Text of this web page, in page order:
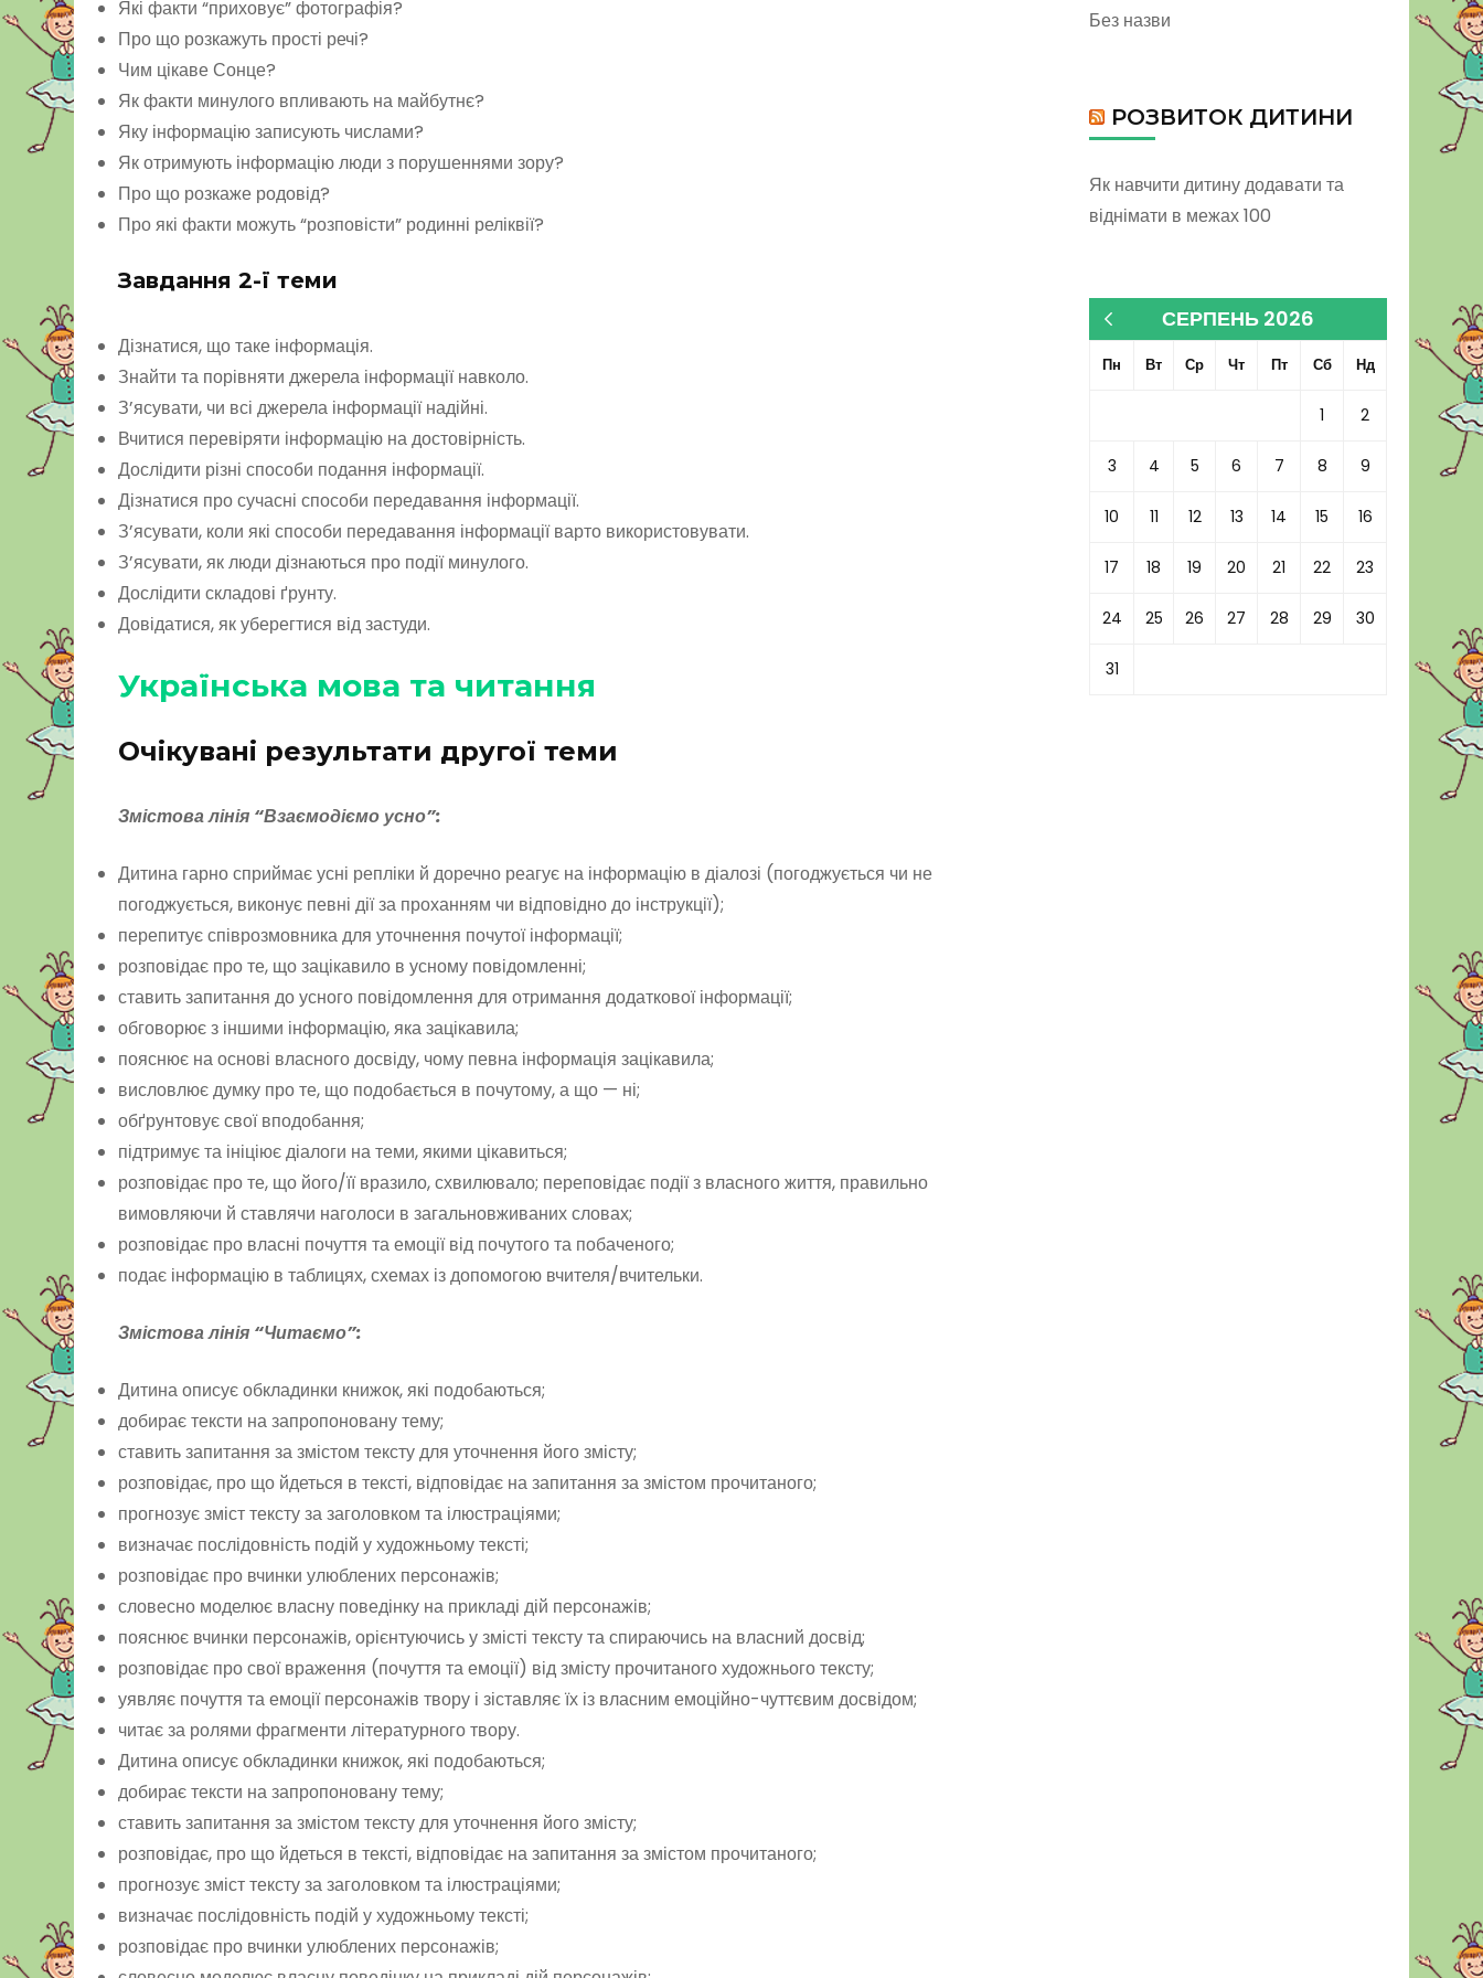
Які факти “приховує” фотографія?
Про що розкажуть прості речі?
Чим цікаве Сонце?
Як факти минулого впливають на майбутнє?
Яку інформацію записують числами?
Як отримують інформацію люди з порушеннями зору?
Про що розкаже родовід?
Про які факти можуть “розповісти” родинні реліквії?
Завдання 2-ї теми
Дізнатися, що таке інформація.
Знайти та порівняти джерела інформації навколо.
З’ясувати, чи всі джерела інформації надійні.
Вчитися перевіряти інформацію на достовірність.
Дослідити різні способи подання інформації.
Дізнатися про сучасні способи передавання інформації.
З’ясувати, коли які способи передавання інформації варто використовувати.
З’ясувати, як люди дізнаються про події минулого.
Дослідити складові ґрунту.
Довідатися, як уберегтися від застуди.
Українська мова та читання
Очікувані результати другої теми
Змістова лінія “Взаємодіємо усно”:
Дитина гарно сприймає усні репліки й доречно реагує на інформацію в діалозі (погоджується чи не
погоджується, виконує певні дії за проханням чи відповідно до інструкції);
перепитує співрозмовника для уточнення почутої інформації;
розповідає про те, що зацікавило в усному повідомленні;
ставить запитання до усного повідомлення для отримання додаткової інформації;
обговорює з іншими інформацію, яка зацікавила;
пояснює на основі власного досвіду, чому певна інформація зацікавила;
висловлює думку про те, що подобається в почутому, а що — ні;
обґрунтовує свої вподобання;
підтримує та ініціює діалоги на теми, якими цікавиться;
розповідає про те, що його/її вразило, схвилювало; переповідає події з власного життя, правильно
вимовляючи й ставлячи наголоси в загальновживаних словах;
розповідає про власні почуття та емоції від почутого та побаченого;
подає інформацію в таблицях, схемах із допомогою вчителя/вчительки.
Змістова лінія “Читаємо”:
Дитина описує обкладинки книжок, які подобаються;
добирає тексти на запропоновану тему;
ставить запитання за змістом тексту для уточнення його змісту;
розповідає, про що йдеться в тексті, відповідає на запитання за змістом прочитаного;
прогнозує зміст тексту за заголовком та ілюстраціями;
визначає послідовність подій у художньому тексті;
розповідає про вчинки улюблених персонажів;
словесно моделює власну поведінку на прикладі дій персонажів;
пояснює вчинки персонажів, орієнтуючись у змісті тексту та спираючись на власний досвід;
розповідає про свої враження (почуття та емоції) від змісту прочитаного художнього тексту;
уявляє почуття та емоції персонажів твору і зіставляє їх із власним емоційно-чуттєвим досвідом;
читає за ролями фрагменти літературного твору.
Дитина описує обкладинки книжок, які подобаються;
добирає тексти на запропоновану тему;
ставить запитання за змістом тексту для уточнення його змісту;
розповідає, про що йдеться в тексті, відповідає на запитання за змістом прочитаного;
прогнозує зміст тексту за заголовком та ілюстраціями;
визначає послідовність подій у художньому тексті;
розповідає про вчинки улюблених персонажів;
Без назви
РОЗВИТОК ДИТИНИ
Як навчити дитину додавати та
віднімати в межах 100
СЕРПЕНЬ 2026
Пн Вт Ср Чт Пт Сб Нд
1 2
3 4 5 6 7 8 9
10 11 12 13 14 15 16
17 18 19 20 21 22 23
24 25 26 27 28 29 30
31